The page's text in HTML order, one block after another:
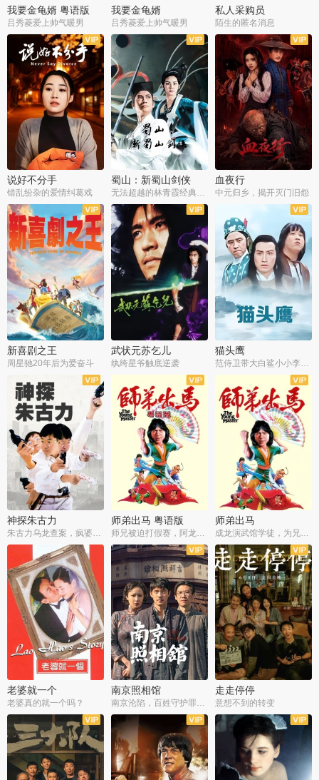
我要金龟婿 粤语版
吕秀菱爱上帅气暖男
我要金龟婿
吕秀菱爱上帅气暖男
私人采购员
陌生的匿名消息
说好不分手
错乱纷杂的爱情纠葛戏
蜀山：新蜀山剑侠
无法超越的林青霞经典角色
血夜行
中元归乡，揭开灭门旧怨
新喜剧之王
周星驰20年后为爱奋斗
武状元苏乞儿
纨绔星爷触底逆袭
猫头鹰
神探朱古力
朱古力乌龙查案，疯婆子神助攻
师弟出马 粤语版
师兄被迫打假赛，阿龙追查斗黑帮
师弟出马
成龙演武馆学徒，为兄搏命战黑道
老婆就一个
老婆真的就一个吗？
南京照相馆
南京沦陷，百姓守护罪证底片
走走停停
意想不到的转变